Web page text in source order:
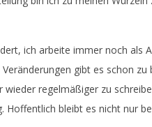
ich arbeite immer noch als
gibt es schon zu
regelmäßiger zu
Hoffentlich bleibt es nicht nur